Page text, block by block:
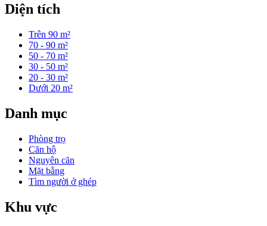
Diện tích
Trên 90 m²
70 - 90 m²
50 - 70 m²
30 - 50 m²
20 - 30 m²
Dưới 20 m²
Danh mục
Phòng trọ
Căn hộ
Nguyên căn
Mặt bằng
Tìm người ở ghép
Khu vực